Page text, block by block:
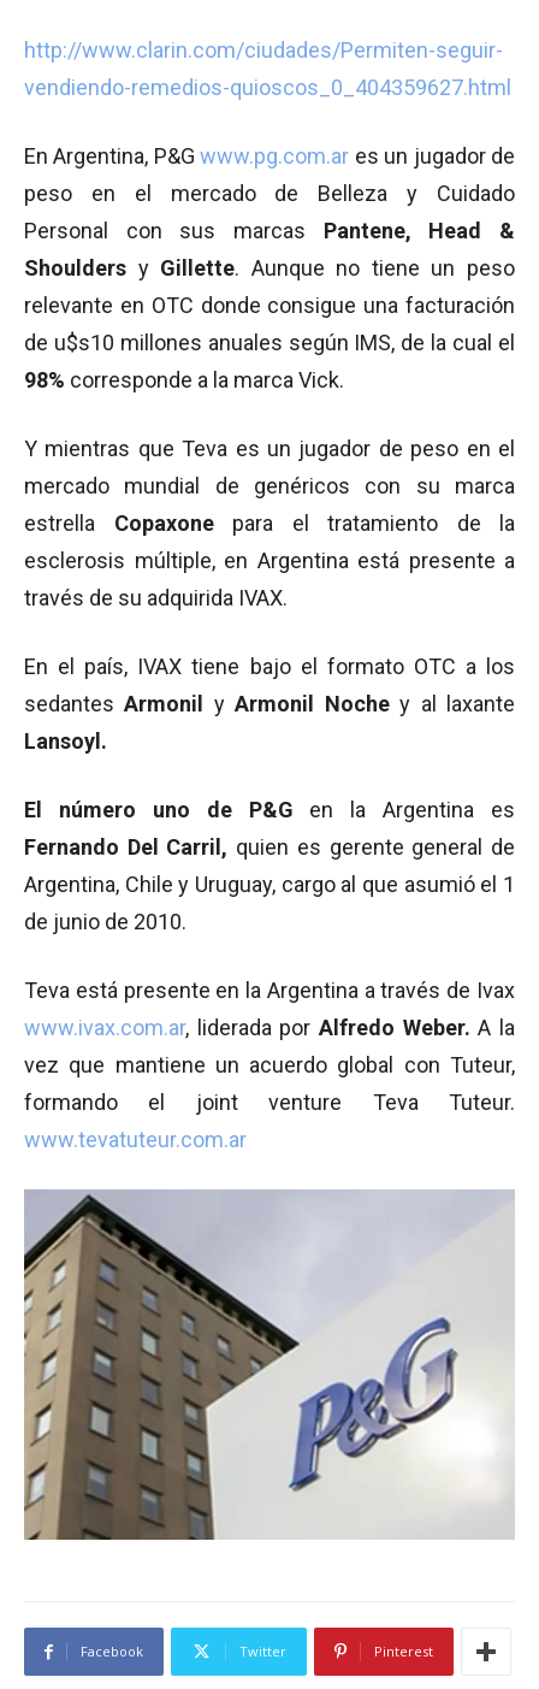
http://www.clarin.com/ciudades/Permiten-seguir-
vendiendo-remedios-quioscos_0_404359627.html
En Argentina, P&Gwww.pg.com.ar es un jugador de
peso en el mercado de Belleza y Cuidado
Personal con sus marcas Pantene, Head &
Shoulders yGillette. Aunque no tiene un peso
relevante en OTC donde consigue una facturación
de u$s10 millones anuales según IMS, de la cual el
98% corresponde a la marca Vick.
Y mientras que Teva es un jugador de peso en el
mercado mundial de genéricos con su marca
estrella Copaxonepara el tratamiento de la
esclerosis múltiple, en Argentina está presente a
través de su adquirida IVAX.
En el país, IVAX tiene bajo el formato OTC a los
sedantesArmonil yArmonil Nochey al laxante
Lansoyl.
El número uno de P&G en la Argentina es
Fernando Del Carril, quien es gerente general de
Argentina, Chile y Uruguay, cargo al que asumió el 1
de junio de 2010.
Teva está presente en la Argentina a través de Ivax
www.ivax.com.ar, liderada por Alfredo Weber.A la
vez que mantiene un acuerdo global con Tuteur,
formando el joint venture Teva Tuteur.
www.tevatuteur.com.ar
Facebook Twitter Pinterest